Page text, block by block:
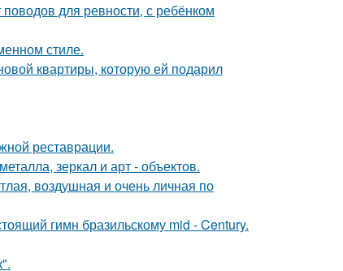
для ревности, с ребёнком
стиле.
квартиры, которую ей подарил
реставрации.
зеркал и арт - объектов.
воздушная и очень личная по
гимн бразильскому mid - Century.